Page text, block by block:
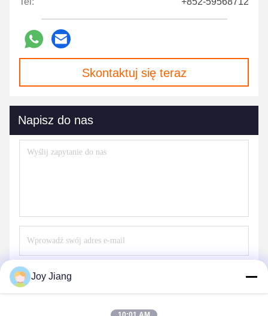
Skontaktuj się teraz
Napisz do nas
Joy Jiang